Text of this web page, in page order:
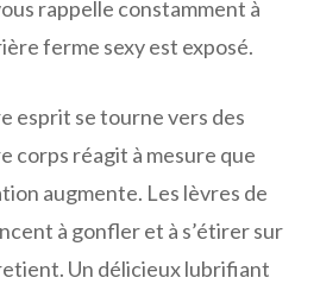
rappelle constamment à
ferme sexy est exposé.
esprit se tourne vers des
corps réagit à mesure que
augmente. Les lèvres de
à gonfler et à s’étirer sur
Un délicieux lubrifiant